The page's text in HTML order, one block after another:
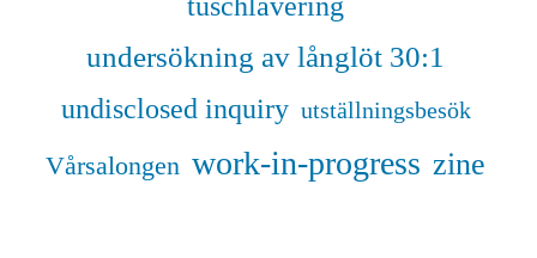
tuschlavering
undersökning av långlöt 30:1
undisclosed inquiry utställningsbesök
Vårsalongen work-in-progress zine